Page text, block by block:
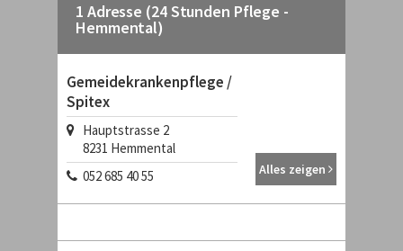
1 Adresse (24 Stunden Pflege -
Hemmental)
Gemeidekrankenpflege /
Spitex
Hauptstrasse 2
8231 Hemmental
052 685 40 55
Alles zeigen